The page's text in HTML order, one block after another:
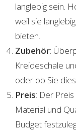
langlebig sein.
weil sie
bieten.
Zubehör:
Kreideschale
oder ob Sie
Preis: Der
Material und
Budget